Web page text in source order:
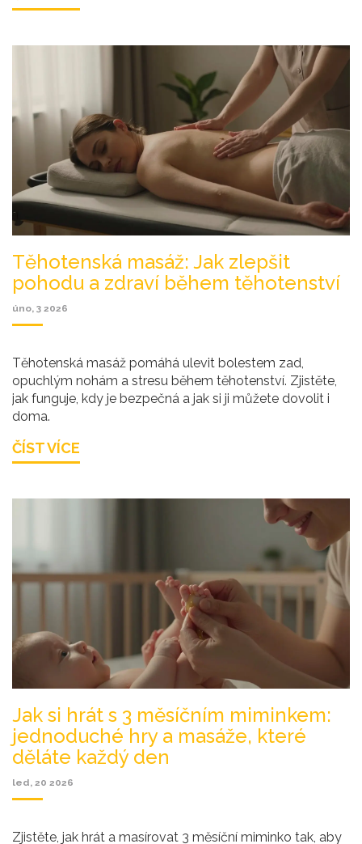
Těhotenská masáž: Jak zlepšit
pohodu a zdraví během těhotenství
úno, 3 2026
Těhotenská masáž pomáhá ulevit bolestem zad,
opuchlým nohám a stresu během těhotenství. Zjistěte,
jak funguje, kdy je bezpečná a jak si ji můžete dovolit i
doma.
ČÍST VÍCE
Jak si hrát s 3 měsíčním miminkem:
jednoduché hry a masáže, které
děláte každý den
led, 20 2026
Zjistěte, jak hrát a masírovat 3 měsíční miminko tak, aby